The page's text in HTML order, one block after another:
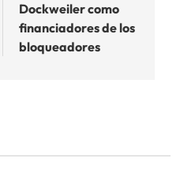
Dockweiler como
financiadores de los
bloqueadores